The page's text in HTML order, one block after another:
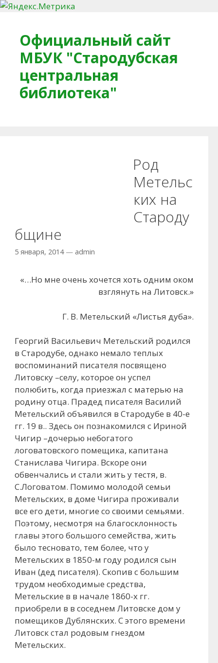
Официальный сайт
МБУК "Стародубская
центральная
библиотека"
Род
Метельс
ких на
Староду
бщине
5 января, 2014 — admin
«…Но мне очень хочется хоть одним оком
взглянуть на Литовск.»
Г. В. Метельский «Листья дуба».
Георгий Васильевич Метельский родился
в Стародубе, однако немало теплых
воспоминаний писателя посвящено
Литовску –селу, которое он успел
полюбить, когда приезжал с матерью на
родину отца. Прадед писателя Василий
Метельский объявился в Стародубе в 40-е
гг. 19 в.. Здесь он познакомился с Ириной
Чигир –дочерью небогатого
логоватовского помещика, капитана
Станислава Чигира. Вскоре они
обвенчались и стали жить у тестя, в.
С.Логоватом. Помимо молодой семьи
Метельских, в доме Чигира проживали
все его дети, многие со своими семьями.
Поэтому, несмотря на благосклонность
главы этого большого семейства, жить
было тесновато, тем более, что у
Метельских в 1850-м году родился сын
Иван (дед писателя). Скопив с большим
трудом необходимые средства,
Метельские в в начале 1860-х гг.
приобрели в в соседнем Литовске дом у
помещиков Дублянских. С этого времени
Литовск стал родовым гнездом
Метельских.